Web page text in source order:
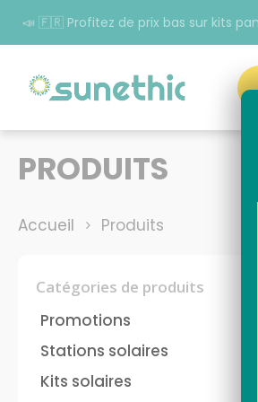
📣 🇫🇷 Profitez de prix bas sur kits
panneau solaire
PRODUITS
Accueil Produits
Catégories de produits
Promotions
Stations solaires
Kits solaires